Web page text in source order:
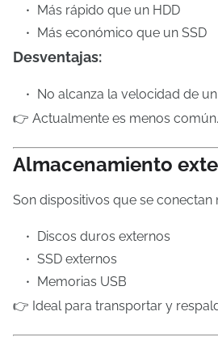
Más rápido que un HDD
Más económico que un SSD
Desventajas:
No alcanza la velocidad de
👉 Actualmente es menos común.
Almacenamiento
Son dispositivos que se conectan
Discos duros externos
SSD externos
Memorias USB
👉 Ideal para transportar y